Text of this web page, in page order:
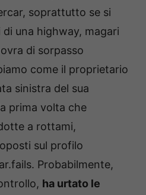
soprattutto se si
di una highway, magari
di sorpasso
come il proprietario
sinistra del sua
prima volta che
a rottami,
sul profilo
Probabilmente,
ha urtato le